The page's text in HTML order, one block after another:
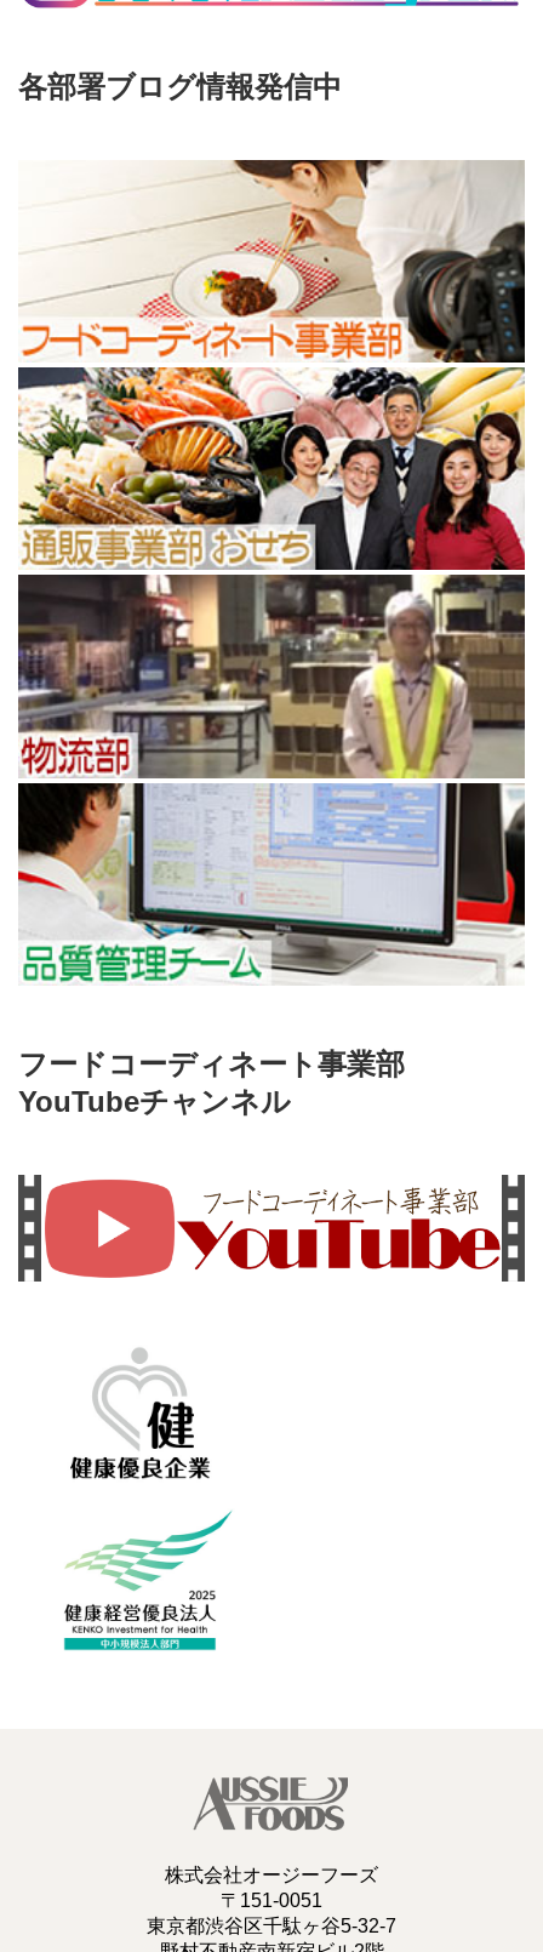
各部署ブログ情報発信中
フードコーディネート事業部
YouTubeチャンネル
株式会社オージーフーズ
〒151-0051
東京都渋谷区千駄ヶ谷5-32-7